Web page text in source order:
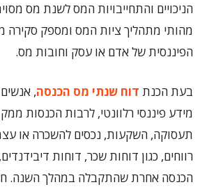
הניכויים והתחייבויות המס לשנת מס
מהותי מתהליך ציות המס ומספק סקירה
הפיננסית של אדם או עסק וחובות מס.
בעת הכנת דוח שנתי מס הכנסה,
מידע פיננסי רלוונטי, לרבות הכנסות
תעסוקה, השקעות, נכסים להשכרה או
רווחים, כגון דוחות שכר, דוחות
הכנסה אחרת שהתקבלה במהלך השנה.